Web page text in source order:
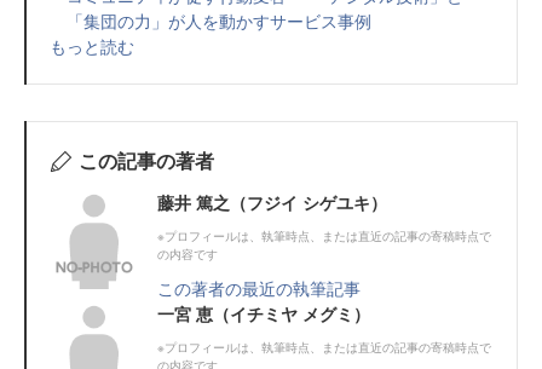
「集団の力」が人を動かすサービス事例
もっと読む
この記事の著者
藤井 篤之（フジイ シゲユキ）
※プロフィールは、執筆時点、または直近の記事の寄稿時点で
の内容です
この著者の最近の執筆記事
一宮 恵（イチミヤ メグミ）
※プロフィールは、執筆時点、または直近の記事の寄稿時点で
の内容です